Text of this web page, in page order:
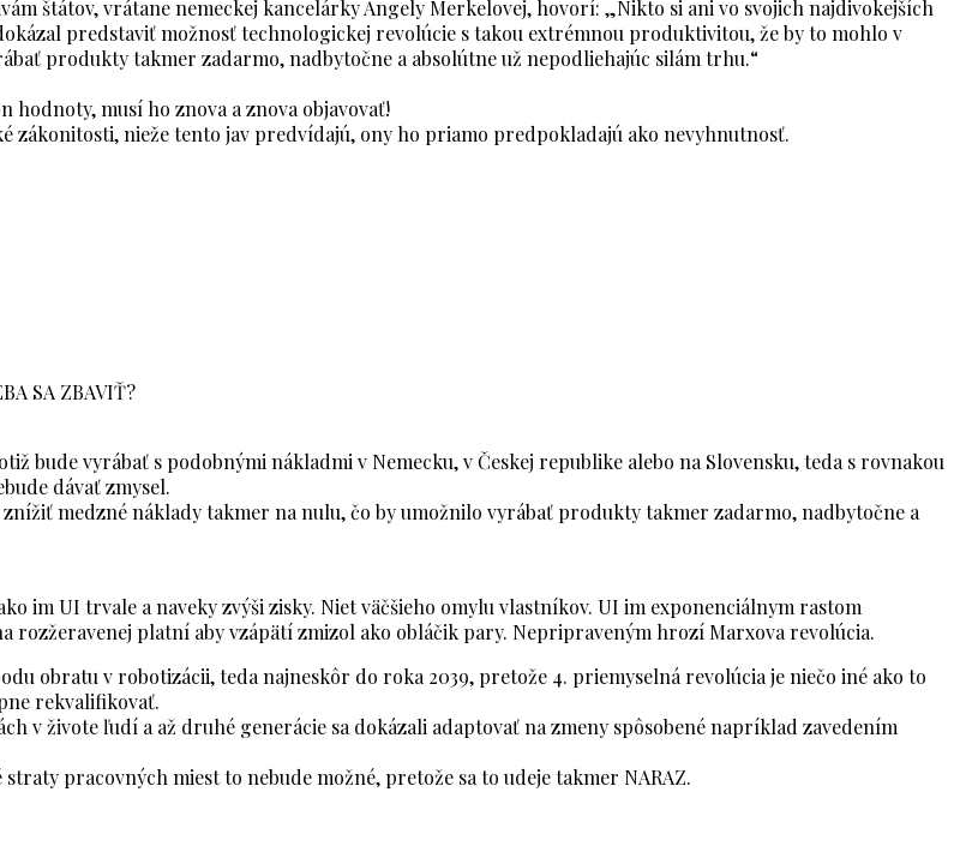
štátov, vrátane nemeckej kancelárky Angely Merkelovej, hovorí: „Nikto si ani vo svojich najdivokejších
predstaviť možnosť technologickej revolúcie s takou extrémnou produktivitou, že by to mohlo v
produkty takmer zadarmo, nadbytočne a absolútne už nepodliehajúc silám trhu.“
hodnoty, musí ho znova a znova objavovať!
zákonitosti, nieže tento jav predvídajú, ony ho priamo predpokladajú ako nevyhnutnosť.
SA ZBAVIŤ?
bude vyrábať s podobnými nákladmi v Nemecku, v Českej republike alebo na Slovensku, teda s rovnakou
dávať zmysel.
medzné náklady takmer na nulu, čo by umožnilo vyrábať produkty takmer zadarmo, nadbytočne a
im UI trvale a naveky zvýši zisky. Niet väčšieho omylu vlastníkov. UI im exponenciálnym rastom
rozžeravenej platní aby vzápätí zmizol ako obláčik pary. Nepripraveným hrozí Marxova revolúcia.
obratu v robotizácii, teda najneskôr do roka 2039, pretože 4. priemyselná revolúcia je niečo iné ako to
rekvalifikovať.
v živote ľudí a až druhé generácie sa dokázali adaptovať na zmeny spôsobené napríklad zavedením
pracovných miest to nebude možné, pretože sa to udeje takmer NARAZ.